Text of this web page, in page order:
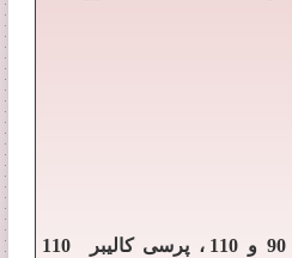
- رول پلی آمید کالیبر 90 و 110 ، پرسی کالیبر 110